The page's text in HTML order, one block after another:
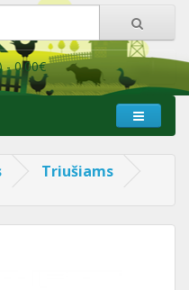
- 0.00€
Triušiams